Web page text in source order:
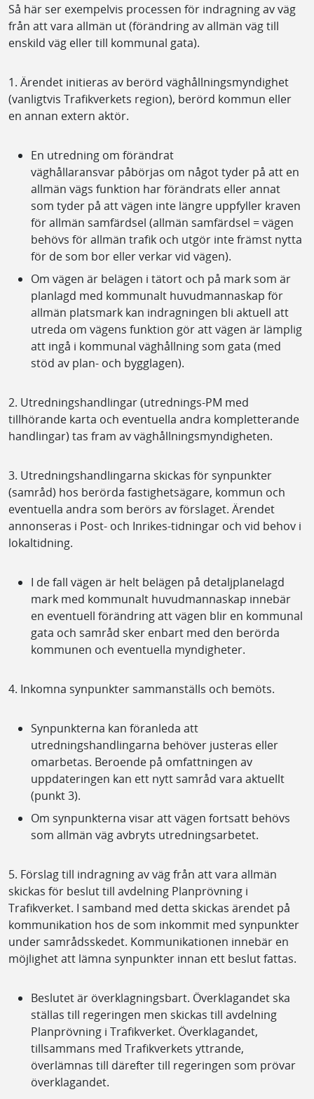
Så här ser exempelvis processen för indragning av väg
från att vara allmän ut (förändring av allmän väg till
enskild väg eller till kommunal gata).
1. Ärendet initieras av berörd väghållningsmyndighet
(vanligtvis Trafikverkets region), berörd kommun eller
en annan extern aktör.
En utredning om förändrat
väghållaransvar påbörjas om något tyder på att en
allmän vägs funktion har förändrats eller annat
som tyder på att vägen inte längre uppfyller kraven
för allmän samfärdsel (allmän samfärdsel = vägen
behövs för allmän trafik och utgör inte främst nytta
för de som bor eller verkar vid vägen).
Om vägen är belägen i tätort och på mark som är
planlagd med kommunalt huvudmannaskap för
allmän platsmark kan indragningen bli aktuell att
utreda om vägens funktion gör att vägen är lämplig
att ingå i kommunal väghållning som gata (med
stöd av plan- och bygglagen).
2. Utredningshandlingar (utrednings-PM med
tillhörande karta och eventuella andra kompletterande
handlingar) tas fram av väghållningsmyndigheten.
3. Utredningshandlingarna skickas för synpunkter
(samråd) hos berörda fastighetsägare, kommun och
eventuella andra som berörs av förslaget. Ärendet
annonseras i Post- och Inrikes-tidningar och vid behov i
lokaltidning.
I de fall vägen är helt belägen på detaljplanelagd
mark med kommunalt huvudmannaskap innebär
en eventuell förändring att vägen blir en kommunal
gata och samråd sker enbart med den berörda
kommunen och eventuella myndigheter.
4. Inkomna synpunkter sammanställs och bemöts.
Synpunkterna kan föranleda att
utredningshandlingarna behöver justeras eller
omarbetas. Beroende på omfattningen av
uppdateringen kan ett nytt samråd vara aktuellt
(punkt 3).
Om synpunkterna visar att vägen fortsatt behövs
som allmän väg avbryts utredningsarbetet.
5. Förslag till indragning av väg från att vara allmän
skickas för beslut till avdelning Planprövning i
Trafikverket. I samband med detta skickas ärendet på
kommunikation hos de som inkommit med synpunkter
under samrådsskedet. Kommunikationen innebär en
möjlighet att lämna synpunkter innan ett beslut fattas.
Beslutet är överklagningsbart. Överklagandet ska
ställas till regeringen men skickas till avdelning
Planprövning i Trafikverket. Överklagandet,
tillsammans med Trafikverkets yttrande,
överlämnas till därefter till regeringen som prövar
överklagandet.